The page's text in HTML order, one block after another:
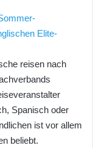
Elite-
reisen nach
Spanisch oder
ist vor allem
beliebt.